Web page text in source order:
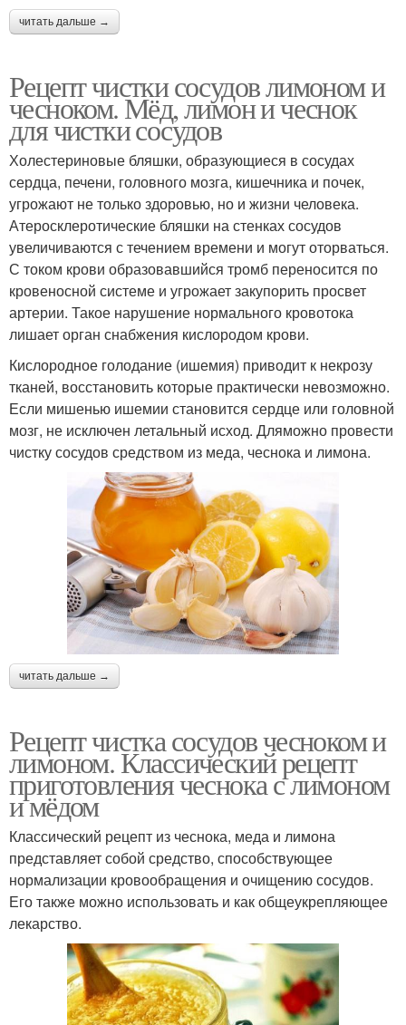
читать дальше →
Рецепт чистки сосудов лимоном и
чесноком. Мёд, лимон и чеснок
для чистки сосудов
Холестериновые бляшки, образующиеся в сосудах
сердца, печени, головного мозга, кишечника и почек,
угрожают не только здоровью, но и жизни человека.
Атеросклеротические бляшки на стенках сосудов
увеличиваются с течением времени и могут оторваться.
С током крови образовавшийся тромб переносится по
кровеносной системе и угрожает закупорить просвет
артерии. Такое нарушение нормального кровотока
лишает орган снабжения кислородом крови.
Кислородное голодание (ишемия) приводит к некрозу
тканей, восстановить которые практически невозможно.
Если мишенью ишемии становится сердце или головной
мозг, не исключен летальный исход. Дляможно провести
чистку сосудов средством из меда, чеснока и лимона.
читать дальше →
Рецепт чистка сосудов чесноком и
лимоном. Классический рецепт
приготовления чеснока с лимоном
и мёдом
Классический рецепт из чеснока, меда и лимона
представляет собой средство, способствующее
нормализации кровообращения и очищению сосудов.
Его также можно использовать и как общеукрепляющее
лекарство.